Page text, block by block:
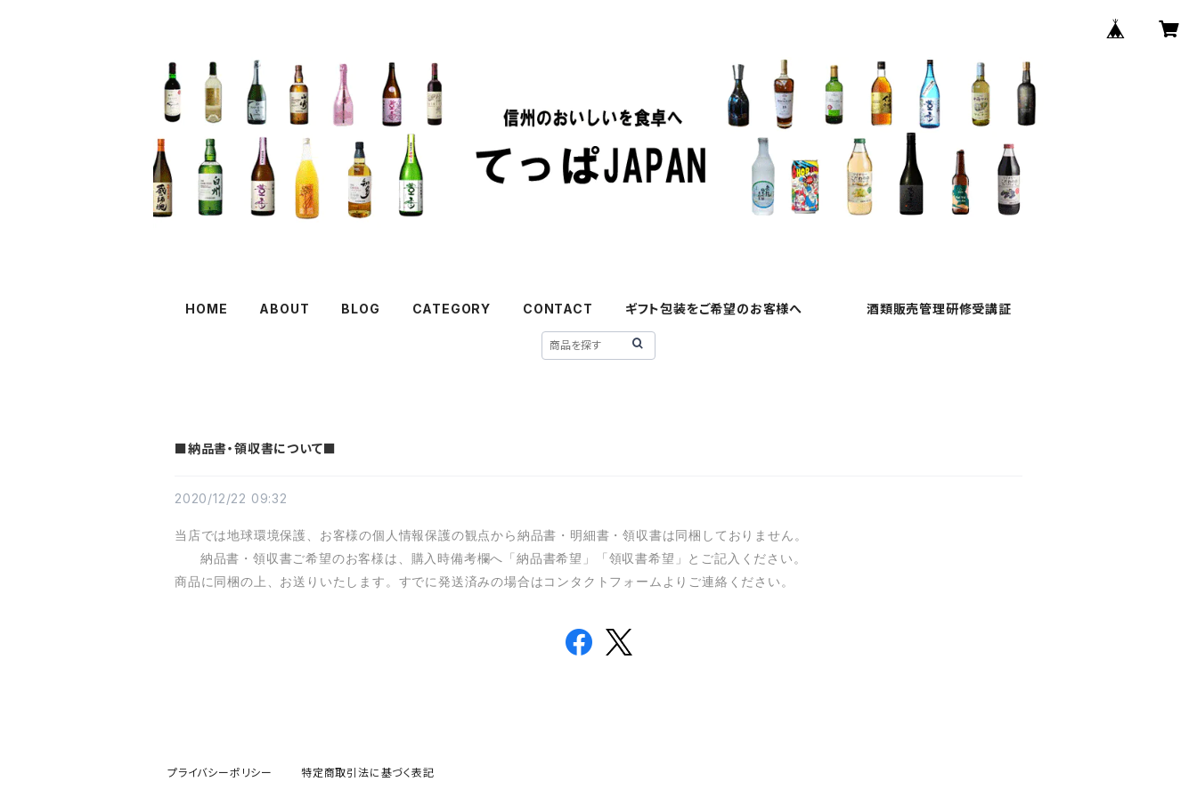
HOME ABOUT BLOG CATEGORY CONTACT ギフト包装をご希望のお客様へ 酒類販売管理研修受講証
■納品書・領収書について■
2020/12/22 09:32
当店では地球環境保護、お客様の個人情報保護の観点から納品書・明細書・領収書は同梱しておりません。
納品書・領収書ご希望のお客様は、購入時備考欄へ「納品書希望」「領収書希望」とご記入ください。
商品に同梱の上、お送りいたします。すでに発送済みの場合はコンタクトフォームよりご連絡ください。
プライバシーポリシー 特定商取引法に基づく表記